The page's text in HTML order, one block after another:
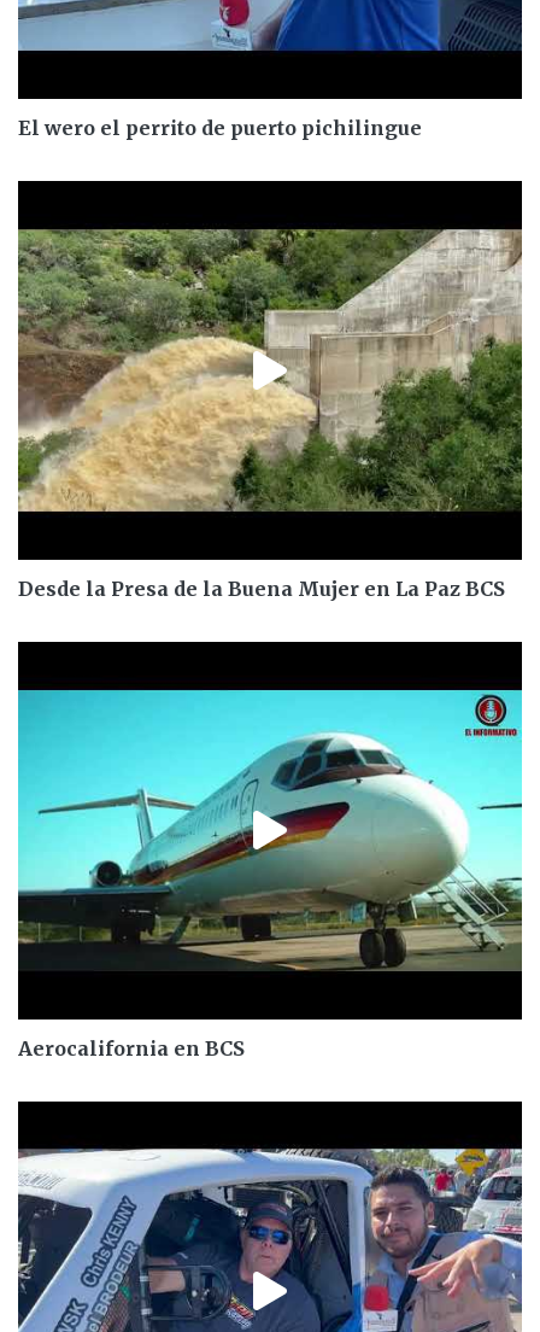
El wero el perrito de puerto pichilingue
Desde la Presa de la Buena Mujer en La Paz BCS
Aerocalifornia en BCS